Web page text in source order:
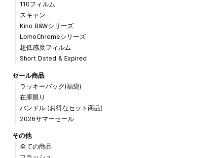
110フィルム
スキャン
Kino B&Wシリーズ
LomoChromeシリーズ
超低感度フィルム
Short Dated & Expired
セール商品
ラッキーバッグ(福袋)
在庫限り
バンドル (お得なセット商品)
2026サマーセール
その他
全ての商品